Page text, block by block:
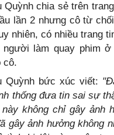
Quỳnh chia sẻ trên
lần 2 nhưng cô từ
nhiên, có nhiều trang
người làm quay phim
cô.
Quỳnh bức xúc viết:
thống đưa tin sai sự
không chỉ gây ảnh
gây ảnh hưởng không